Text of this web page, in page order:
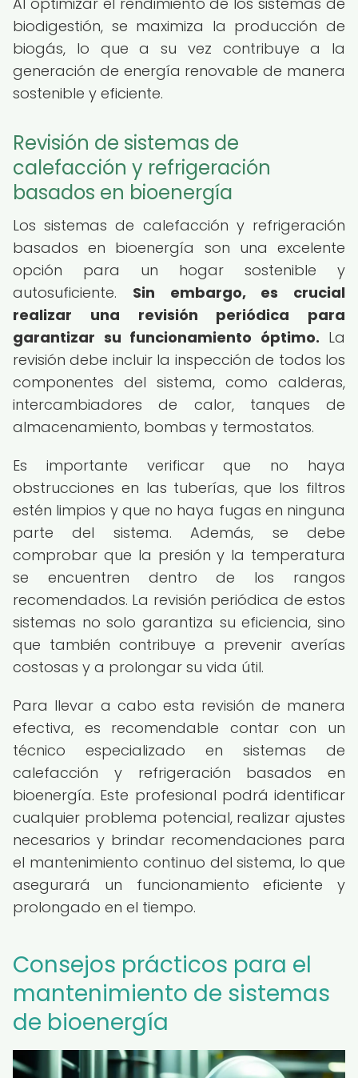
biodigestión, se maximiza la producción de
biogás, lo que a su vez contribuye a la
generación de energía renovable de manera
sostenible y eficiente.
Revisión de sistemas de
calefacción y refrigeración
basados en bioenergía
Los sistemas de calefacción y refrigeración
basados en bioenergía son una excelente
opción para un hogar sostenible y
autosuficiente. Sin embargo, es crucial
realizar una revisión periódica para
garantizar su funcionamiento óptimo. La
revisión debe incluir la inspección de todos los
componentes del sistema, como calderas,
intercambiadores de calor, tanques de
almacenamiento, bombas y termostatos.
Es importante verificar que no haya
obstrucciones en las tuberías, que los filtros
estén limpios y que no haya fugas en ninguna
parte del sistema. Además, se debe
comprobar que la presión y la temperatura
se encuentren dentro de los rangos
recomendados. La revisión periódica de estos
sistemas no solo garantiza su eficiencia, sino
que también contribuye a prevenir averías
costosas y a prolongar su vida útil.
Para llevar a cabo esta revisión de manera
efectiva, es recomendable contar con un
técnico especializado en sistemas de
calefacción y refrigeración basados en
bioenergía. Este profesional podrá identificar
cualquier problema potencial, realizar ajustes
necesarios y brindar recomendaciones para
el mantenimiento continuo del sistema, lo que
asegurará un funcionamiento eficiente y
prolongado en el tiempo.
Consejos prácticos para el
mantenimiento de sistemas
de bioenergía